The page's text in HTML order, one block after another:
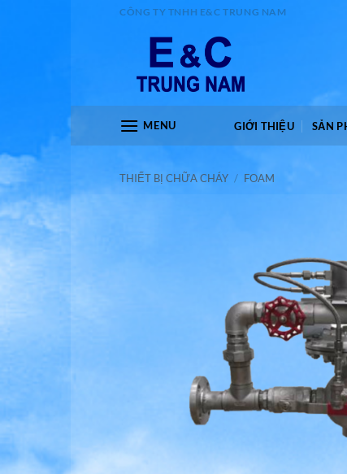
CÔNG TY TNHH E&C TRUNG NAM
MENU GIỚI THIỆU SẢN
THIẾT BỊ CHỮA CHÁY / FOAM